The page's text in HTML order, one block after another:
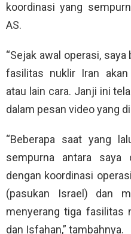
koordinasi yang
AS.
“Sejak awal operasi,
fasilitas nuklir Iran akan
atau lain cara. Janji ini
dalam pesan video yang
“Beberapa saat yang
sempurna antara saya
dengan koordinasi
(pasukan Israel) dan
menyerang tiga fasilitas
dan Isfahan,” tambahnya.